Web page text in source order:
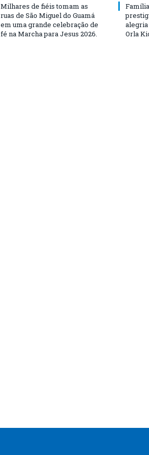
Milhares de fiéis tomam as
ruas de São Miguel do Guamá
em uma grande celebração de
fé na Marcha para Jesus 2026.
alegria
Orla